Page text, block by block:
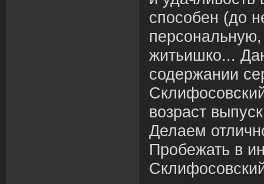
способен (до
житьишко...
содержании
возраст
Делаем
Пробежать в